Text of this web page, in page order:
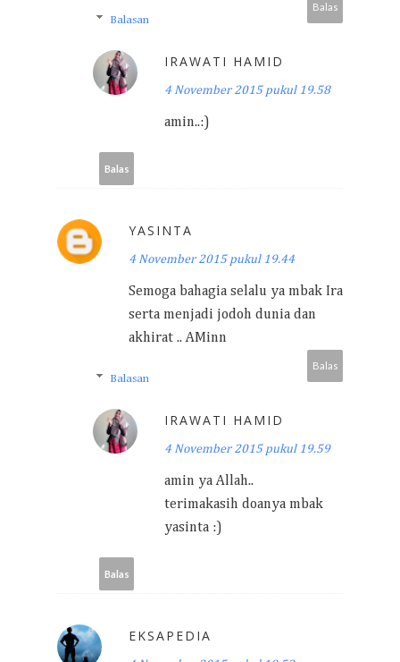
Balas
Balasan
IRAWATI HAMID
4 November 2015 pukul 19.58
amin..:)
Balas
YASINTA
4 November 2015 pukul 19.44
Semoga bahagia selalu ya mbak Ira
serta menjadi jodoh dunia dan
akhirat .. AMinn
Balas
Balasan
IRAWATI HAMID
4 November 2015 pukul 19.59
amin ya Allah..
terimakasih doanya mbak
yasinta :)
Balas
EKSAPEDIA